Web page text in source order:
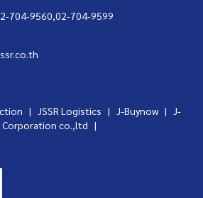
704-9560,02-704-9599
| JSSR Logistics | J-Buynow | J-
Corporation co.,ltd |